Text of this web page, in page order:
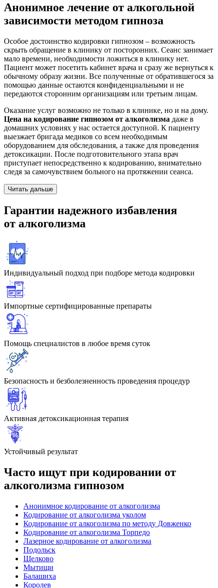
Анонимное лечение от алкогольной
зависимости методом гипноза
Особое достоинство кодировки гипнозом – возможность
скрыть обращение в клинику от посторонних. Сеанс занимает
мало времени, необходимости ложиться в клинику нет.
Пациент может посетить кабинет врача и сразу же вернуться к
обычному образу жизни. Все полученные от обратившегося за
помощью данные остаются конфиденциальными и не
передаются сторонним организациям или третьим лицам.
Оказание услуг возможно не только в клинике, но и на дому.
Цена на кодирование гипнозом от алкоголизма даже в
домашних условиях у нас остается доступной. К пациенту
выезжает бригада медиков со всем необходимым
оборудованием для обследования, а также для проведения
детоксикации. После подготовительного этапа врач
приступает непосредственно к кодированию, внимательно
следя за самочувствием больного на протяжении сеанса.
Читать дальше
Гарантии надежного избавления
от алкоголизма
Индивидуальный подход при подборе метода кодировки
Импортные сертифицированные препараты
Помощь специалистов в любое время суток
Безопасность и безболезненность проведения процедур
Активная детоксикационная терапия
Устойчивый результат
Часто ищут при кодировании от
алкоголизма гипнозом
Анонимное кодирование от алкоголизма
Кодирование от алкоголизма уколом
Кодирование от алкоголизма по методу Довженко
Кодирование от алкоголизма Торпедо
Лазерное кодирование от алкоголизма
Подольск
Щелково
Мытищи
Балашиха
Королев